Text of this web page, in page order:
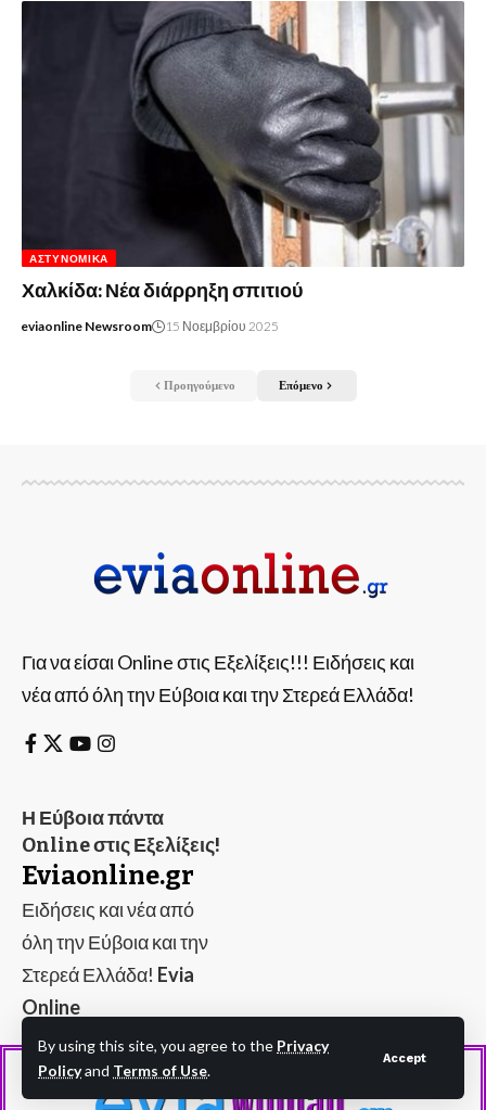
By using this site, you agree to the Privacy
Policyand Terms of Use.
Accept
ΑΣΤΥΝΟΜΙΚΆ
Χαλκίδα: Νέα διάρρηξη σπιτιού
eviaonline Newsroom 15 Νοεμβρίου 2025
Προηγούμενο Επόμενο
Για να είσαι Online στις Εξελίξεις!!! Ειδήσεις και
νέα από όλη την Εύβοια και την Στερεά Ελλάδα!
Η Εύβοια πάντα
Online στις Εξελίξεις!
Eviaonline.gr
Ειδήσεις και νέα από
όλη την Εύβοια και την
Στερεά Ελλάδα! Evia
Online